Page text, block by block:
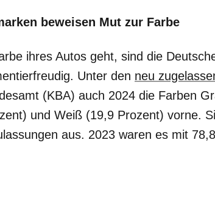
beweisen Mut zur Farbe
ihres Autos geht, sind die
Unter den neu
(KBA) auch 2024 die Farben
und Weiß (19,9 Prozent) vorne.
aus. 2023 waren es mit